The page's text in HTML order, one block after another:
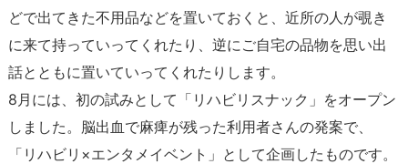
どで出てきた不用品などを置いておくと、近所の人が覗き
に来て持っていってくれたり、逆にご自宅の品物を思い出
話とともに置いていってくれたりします。
8月には、初の試みとして「リハビリスナック」をオープン
しました。脳出血で麻痺が残った利用者さんの発案で、
「リハビリ×エンタメイベント」として企画したものです。